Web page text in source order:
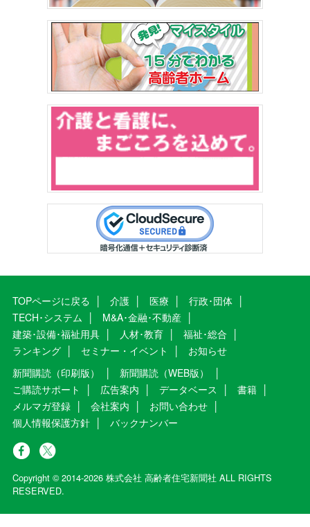
TOPページに戻る 介護 医療
行政･団体
TECH･システム
M&A･金融･不動産
建築･設備･福祉用具
人材･教育
福祉･総合
ランキング
セミナー・イベント
お知らせ
新聞購読（印刷版）
新聞購読（WEB版）
ご購読サポート
広告案内 データベース
書籍
メルマガ登録
会社案内
お問い合わせ
個人情報保護方針
バックナンバー
Copyright © 2014-2026 株式会社 高齢者住宅新聞社 ALL RIGHTS
RESERVED.